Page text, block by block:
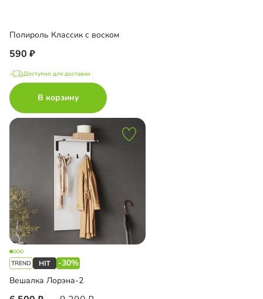
Полироль Классик с воском
590
Доступно для доставки
В корзину
-30%
Вешалка Лорэна-2